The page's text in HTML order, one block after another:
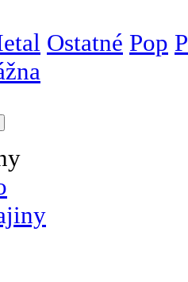
Ostatné Pop